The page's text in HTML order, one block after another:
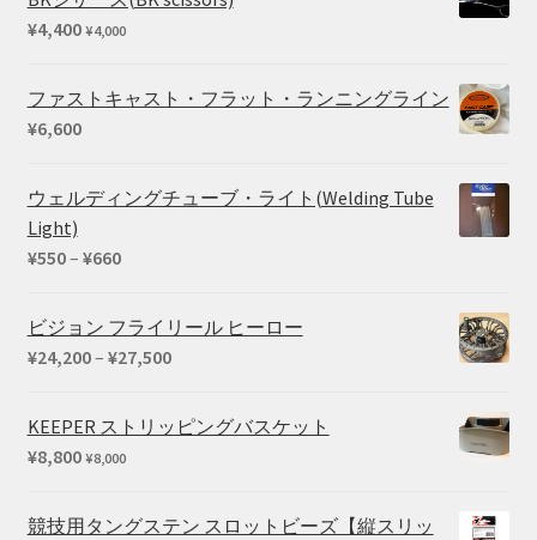
し
た。
で
¥4,400 ¥4,000
ファストキャスト・フラット・ランニングライン
¥6,600
ウェルディングチューブ・ライト(Welding Tube
Light)
¥550– ¥660価
帯:
¥550
ビジョン フライリール ヒーロー
¥24,200– ¥27,500価
帯:
KEEPER ストリッピングバスケット
¥8,800 ¥8,000
競技用タングステン スロットビーズ【縦スリッ